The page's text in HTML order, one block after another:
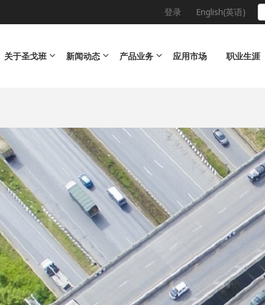
登录 English(英语)
关于圣戈班 新闻动态 产品业务 应用市场 职业生涯